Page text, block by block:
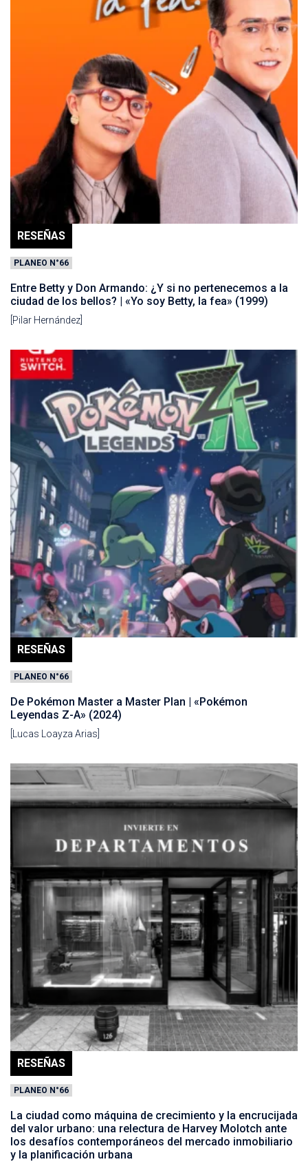
RESEÑAS
PLANEO N°66
Entre Betty y Don Armando: ¿Y si no pertenecemos a la
ciudad de los bellos? | «Yo soy Betty, la fea» (1999)
[Pilar Hernández]
RESEÑAS
PLANEO N°66
De Pokémon Master a Master Plan | «Pokémon
Leyendas Z-A» (2024)
[Lucas Loayza Arias]
RESEÑAS
PLANEO N°66
La ciudad como máquina de crecimiento y la encrucijada
del valor urbano: una relectura de Harvey Molotch ante
los desafíos contemporáneos del mercado inmobiliario
y la planificación urbana